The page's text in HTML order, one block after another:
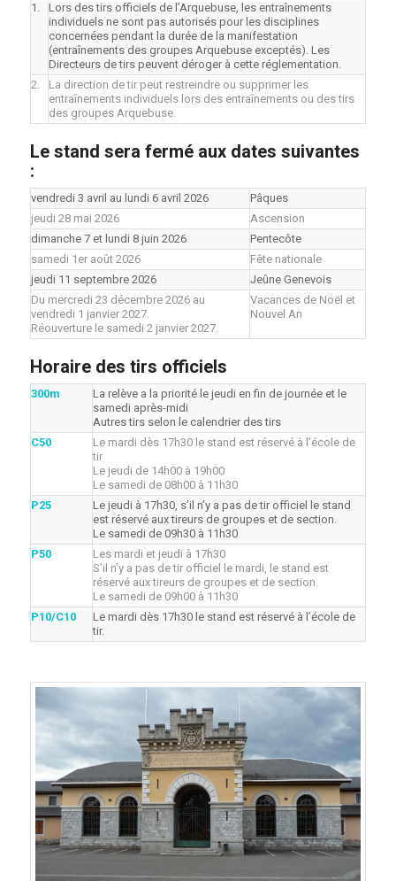
1.
Lors des tirs officiels de l’Arquebuse, les entraînements
individuels ne sont pas autorisés pour les disciplines
concernées pendant la durée de la manifestation
(entraînements des groupes Arquebuse exceptés). Les
Directeurs de tirs peuvent déroger à cette réglementation.
2.
La direction de tir peut restreindre ou supprimer les
entraînements individuels lors des entraînements ou des tirs
des groupes Arquebuse.
Le stand sera fermé aux dates suivantes
:
vendredi 3 avril au lundi 6 avril 2026
Pâques
jeudi 28 mai 2026
Ascension
dimanche 7 et lundi 8 juin 2026
Pentecôte
samedi 1er août 2026
Fête nationale
jeudi 11 septembre 2026
Jeûne Genevois
Du mercredi 23 décembre 2026 au
vendredi 1 janvier 2027.
Réouverture le samedi 2 janvier 2027.
Vacances de Noël et
Nouvel An
Horaire des tirs officiels
300m
La relève a la priorité le jeudi en fin de journée et le
samedi après-midi
Autres tirs selon le calendrier des tirs
C50
Le mardi dès 17h30 le stand est réservé à l’école de
tir
Le jeudi de 14h00 à 19h00
Le samedi de 08h00 à 11h30
P25
Le jeudi à 17h30, s’il n’y a pas de tir officiel le stand
est réservé aux tireurs de groupes et de section.
Le samedi de 09h30 à 11h30
P50
Les mardi et jeudi à 17h30
S’il n’y a pas de tir officiel le mardi, le stand est
réservé aux tireurs de groupes et de section.
Le samedi de 09h00 à 11h30
P10/C10
Le mardi dès 17h30 le stand est réservé à l’école de
tir.